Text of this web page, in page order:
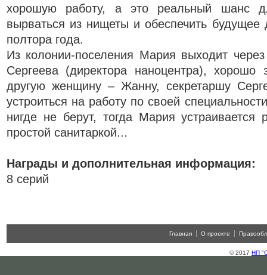
хорошую работу, а это реальный шанс
вырваться из нищеты и обеспечить будущее
полтора года.
Из колонии-поселения Мария выходит
Сергеева (директора наноцентра), хорошо
другую женщину – Жанну, секретаршу
устроиться на работу по своей
нигде не берут, тогда Мария устраивается
простой санитаркой...
Награды и дополнительная информация:
8 серий
Главная О проекте
© 2017 НП